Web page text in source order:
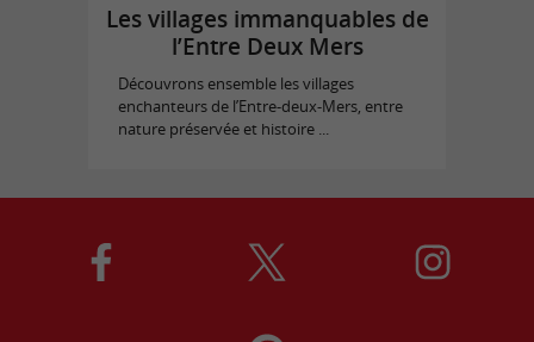
Les villages immanquables de
l’Entre Deux Mers
Découvrons ensemble les villages
enchanteurs de l’Entre-deux-Mers, entre
nature préservée et histoire ...